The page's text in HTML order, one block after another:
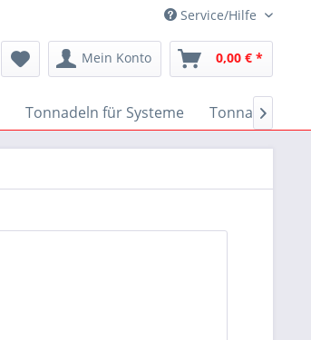
Service/Hilfe
Mein Konto 0,00 € *
Tonnadeln für Systeme Tonnadeln
